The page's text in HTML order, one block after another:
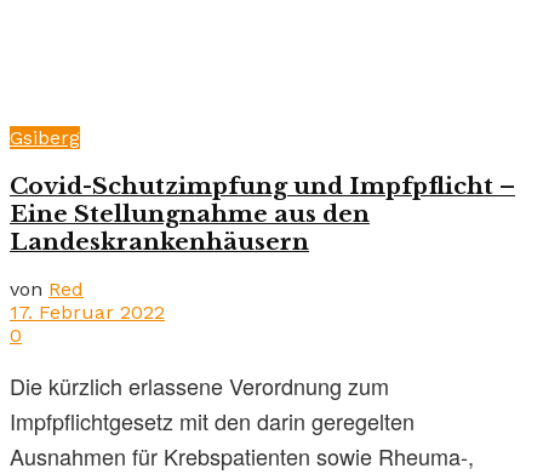
Gsiberg
Covid-Schutzimpfung und Impfpflicht –
Eine Stellungnahme aus den
Landeskrankenhäusern
von Red
17. Februar 2022
0
Die kürzlich erlassene Verordnung zum
Impfpflichtgesetz mit den darin geregelten
Ausnahmen für Krebspatienten sowie Rheuma-,